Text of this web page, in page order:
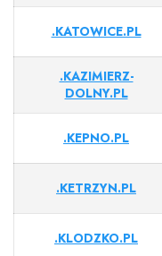
.KATOWICE.PL
.KAZIMIERZ-
DOLNY.PL
.KEPNO.PL
.KETRZYN.PL
.KLODZKO.PL